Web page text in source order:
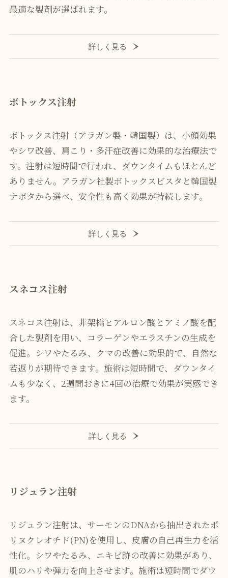
最適な製剤が選ばれます。
詳しく見る
ボトックス注射
ボトックス注射（アラガン製・韓国製）は、小顔効果
やシワ改善、肩こり・多汗症改善に効果的な治療法で
す。注射は短時間で行われ、ダウンタイムもほとんど
ありません。アラガン社製ボトックスビスタと韓国製
ナボタから選べ、安全性も高く効果が持続します。
詳しく見る
スネコス注射
スネコス注射は、非架橋ヒアルロン酸とアミノ酸を配
合した製剤を用い、コラーゲンやエラスチンの生成を
促進。シワやたるみ、クマの改善に効果的で、自然な
若返りが期待できます。施術は短時間で、ダウンタイ
ムも少なく、2週間おきに4回の治療で効果が実感でき
ます。
詳しく見る
リジュラン注射
リジュラン注射は、サーモンのDNAから抽出されたポ
リヌクレオチド(PN)を使用し、皮膚の自己再生力を活
性化。シワやたるみ、ニキビ跡の改善に効果があり、
肌のハリや弾力を向上させます。施術は短時間でダウ